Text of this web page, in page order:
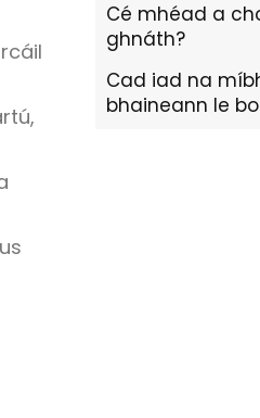
Cé mhéad a
ghnáth?
Cad iad na
bhaineann le